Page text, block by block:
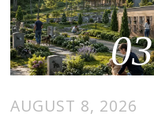
03
AUGUST 8, 2026